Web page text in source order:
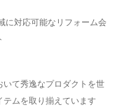
に対応可能なリフォーム会
て秀逸なプロダクトを世
ムを取り揃えています